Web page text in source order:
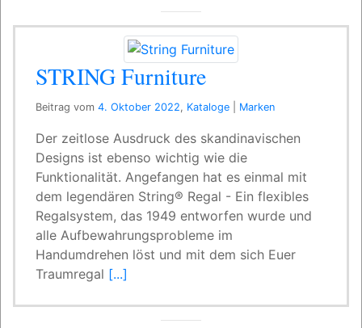
STRING Furniture
Beitrag vom 4. Oktober 2022, Kataloge Marken
Der zeitlose Ausdruck des skandinavischen
Designs ist ebenso wichtig wie die
Funktionalität. Angefangen hat es einmal mit
dem legendären String® Regal - Ein flexibles
Regalsystem, das 1949 entworfen wurde und
alle Aufbewahrungsprobleme im
Handumdrehen löst und mit dem sich Euer
Traumregal [...]